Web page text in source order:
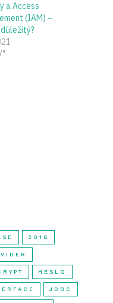
a Access
(IAM) –
2016
HESLO
JDBC